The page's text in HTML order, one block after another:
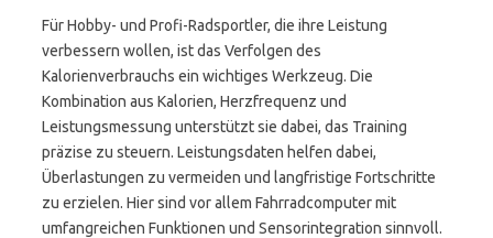
Für Hobby- und Profi-Radsportler, die ihre Leistung
verbessern wollen, ist das Verfolgen des
Kalorienverbrauchs ein wichtiges Werkzeug. Die
Kombination aus Kalorien, Herzfrequenz und
Leistungsmessung unterstützt sie dabei, das Training
präzise zu steuern. Leistungsdaten helfen dabei,
Überlastungen zu vermeiden und langfristige Fortschritte
zu erzielen. Hier sind vor allem Fahrradcomputer mit
umfangreichen Funktionen und Sensorintegration sinnvoll.